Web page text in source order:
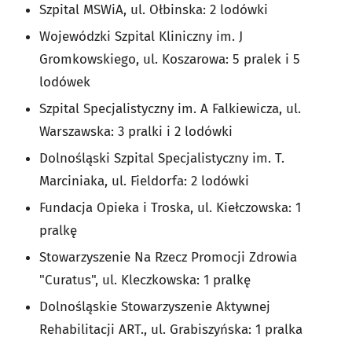
Szpital MSWiA, ul. Ołbinska: 2 lodówki
Wojewódzki Szpital Kliniczny im. J
Gromkowskiego, ul. Koszarowa: 5 pralek i 5
lodówek
Szpital Specjalistyczny im. A Falkiewicza, ul.
Warszawska: 3 pralki i 2 lodówki
Dolnośląski Szpital Specjalistyczny im. T.
Marciniaka, ul. Fieldorfa: 2 lodówki
Fundacja Opieka i Troska, ul. Kiełczowska: 1
pralkę
Stowarzyszenie Na Rzecz Promocji Zdrowia
"Curatus", ul. Kleczkowska: 1 pralkę
Dolnośląskie Stowarzyszenie Aktywnej
Rehabilitacji ART., ul. Grabiszyńska: 1 pralka